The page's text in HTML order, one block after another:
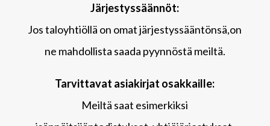
Järjestyssäännöt:
Jos taloyhtiöllä on omat järjestyssääntönsä,on
ne mahdollista saada pyynnöstä meiltä.
Tarvittavat asiakirjat osakkaille:
Meiltä saat esimerkiksi